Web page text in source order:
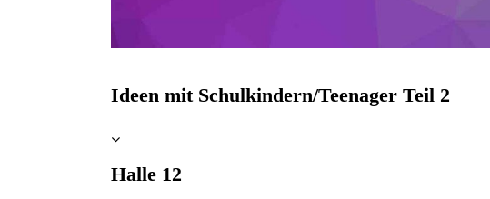
Ideen mit Schulkindern/Teenager Teil 2
Halle 12